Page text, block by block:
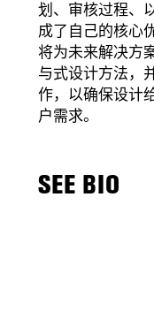
划、审核过程、
成了自己的核心
将为未来解决方
与式设计方法，
作，以确保设计
户需求。
SEE BIO